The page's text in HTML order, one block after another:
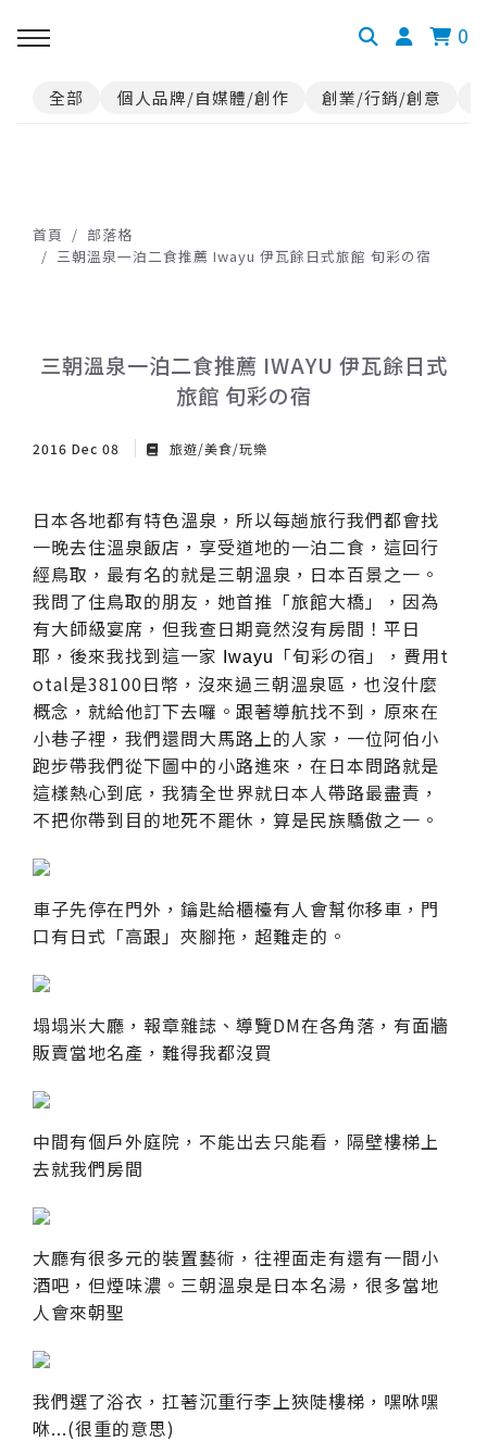
0
全部 個人品牌/自媒體/創作 創業/行銷/創意
首頁
部落格
三朝溫泉一泊二食推薦 Iwayu 伊瓦餘日式旅館 旬彩の宿
三朝溫泉一泊二食推薦 IWAYU 伊瓦餘日式
旅館 旬彩の宿
2016 Dec 08 旅遊/美食/玩樂
日本各地都有特色溫泉，所以每趟旅行我們都會找
一晚去住溫泉飯店，享受道地的一泊二食，這回行
經鳥取，最有名的就是三朝溫泉，日本百景之一。
我問了住鳥取的朋友，她首推「旅館大橋」，因為
有大師級宴席，但我查日期竟然沒有房間！平日
耶，後來我找到這一家
Iwayu
「旬彩の宿」，費用t
otal是38100日幣，沒來過三朝溫泉區，也沒什麼
概念，就給他訂下去囉。跟著導航找不到，原來在
小巷子裡，我們還問大馬路上的人家，一位阿伯小
跑步帶我們從下圖中的小路進來，在日本問路就是
這樣熱心到底，我猜全世界就日本人帶路最盡責，
不把你帶到目的地死不罷休，算是民族驕傲之一。
車子先停在門外，鑰匙給櫃檯有人會幫你移車，門
口有日式「高跟」夾腳拖，超難走的。
塌塌米大廳，報章雜誌、導覽DM在各角落，有面牆
販賣當地名產，難得我都沒買
中間有個戶外庭院，不能出去只能看，隔壁樓梯上
去就我們房間
大廳有很多元的裝置藝術，往裡面走有還有一間小
酒吧，但煙味濃。三朝溫泉是日本名湯，很多當地
人會來朝聖
我們選了浴衣，扛著沉重行李上狹陡樓梯，嘿咻嘿
咻...(很重的意思)